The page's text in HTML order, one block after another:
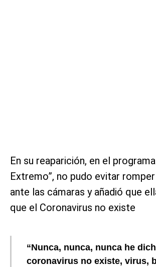
En su reaparición, en el programa
Extremo”, no pudo evitar
ante las cámaras y añadió que
que el Coronavirus no existe
“Nunca, nunca, nunca he
coronavirus no existe, virus,